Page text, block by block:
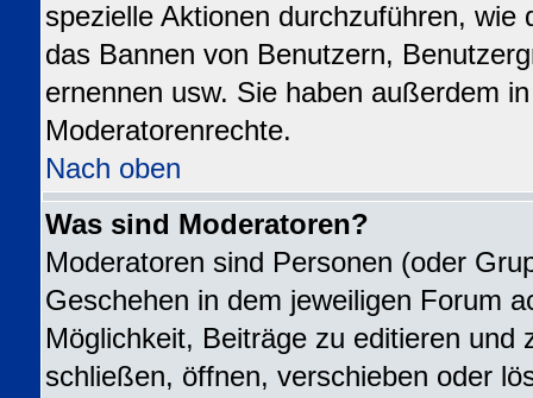
spezielle Aktionen durchzuführen, wie
das Bannen von Benutzern,
ernennen usw. Sie haben außerdem
Moderatorenrechte.
Nach oben
Was sind Moderatoren?
Moderatoren sind Personen (oder
Geschehen in dem jeweiligen Forum
Möglichkeit, Beiträge zu editieren und
schließen, öffnen, verschieben oder